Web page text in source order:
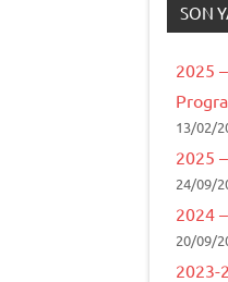
SON
2025
13/02/
2025
24/09/
2024
20/09/
2023-